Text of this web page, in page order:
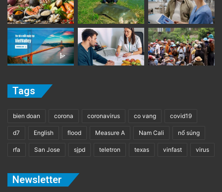
Tags
bien doan corona coronavirus co vang covid19
d7 English flood Measure A Nam Cali nổ súng
rfa San Jose sjpd teletron texas vinfast virus
Newsletter